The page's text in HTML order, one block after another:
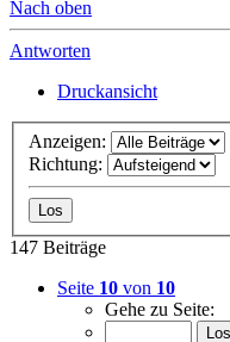
Nach oben
Antworten
Druckansicht
Anzeigen:
Richtung:
147 Beiträge
Seite 10 von 10
Gehe zu Seite: